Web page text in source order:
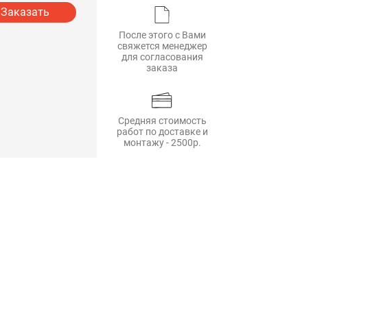
Заказать
После этого с Вами
свяжется менеджер
для согласования
заказа
Средняя стоимость
работ по доставке и
монтажу - 2500р.